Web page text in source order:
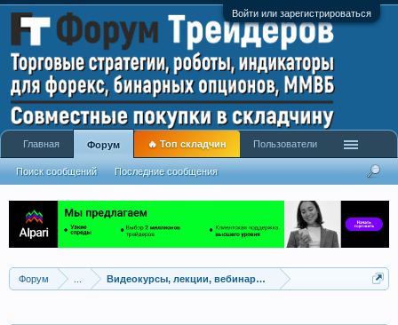
Войти или зарегистрироваться
Форум Видеокурсы, лекции, вебинары, учебный материал
Главная Форум
Поиск сообщений Последние сообщения
🔥 Топ складчин Пользователи